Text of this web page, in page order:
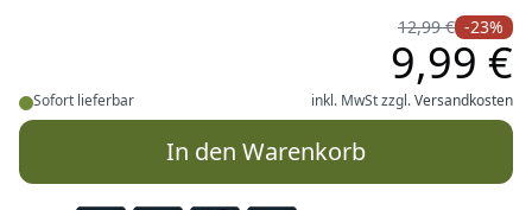
Sofort lieferbar
12,99 € -23%
9,99 €
inkl. MwSt zzgl.Versandkosten
In den Warenkorb